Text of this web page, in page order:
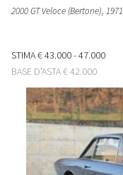
2000 GT Veloce (Bertone), 1971
STIMA€ 43.000 - 47.000
BASE D'ASTA€ 42.000